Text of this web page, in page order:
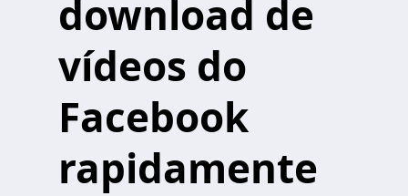
download de
vídeos do
Facebook
rapidamente